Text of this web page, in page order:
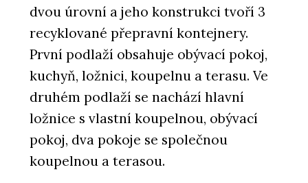
dvou úrovní a jeho konstrukci tvoří 3
recyklované přepravní kontejnery.
První podlaží obsahuje obývací pokoj,
kuchyň, ložnici, koupelnu a terasu. Ve
druhém podlaží se nachází hlavní
ložnice s vlastní koupelnou, obývací
pokoj, dva pokoje se společnou
koupelnou a terasou.